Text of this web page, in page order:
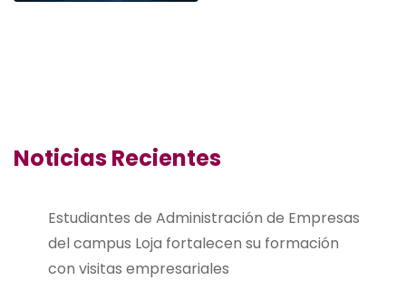
Noticias Recientes
Estudiantes de Administración de Empresas
del campus Loja fortalecen su formación
con visitas empresariales